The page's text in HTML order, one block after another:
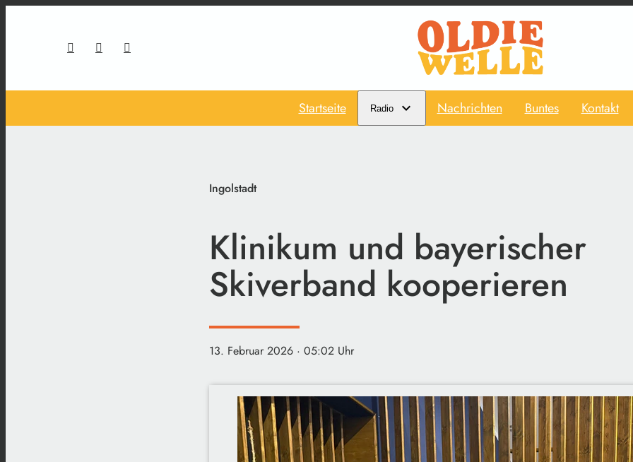
Startseite Radio Nachrichten Buntes Kontakt
Ingolstadt
Klinikum und bayerischer
Skiverband kooperieren
13. Februar 2026 · 05:02 Uhr